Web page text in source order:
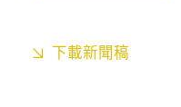
下載新聞稿